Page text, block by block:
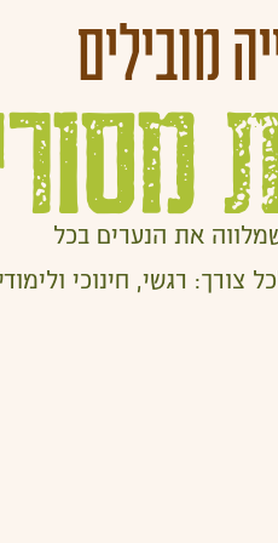
מובילים
את הנערים בכל
צורך: רגשי, חינוכי